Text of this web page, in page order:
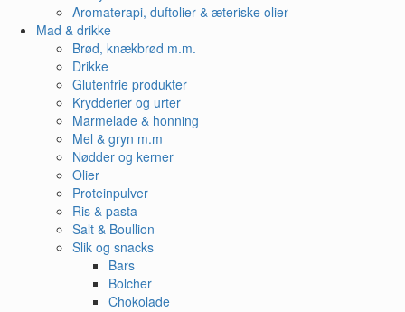
Aromaterapi, duftolier & æteriske olier
Mad & drikke
Brød, knækbrød m.m.
Drikke
Glutenfrie produkter
Krydderier og urter
Marmelade & honning
Mel & gryn m.m
Nødder og kerner
Olier
Proteinpulver
Ris & pasta
Salt & Boullion
Slik og snacks
Bars
Bolcher
Chokolade